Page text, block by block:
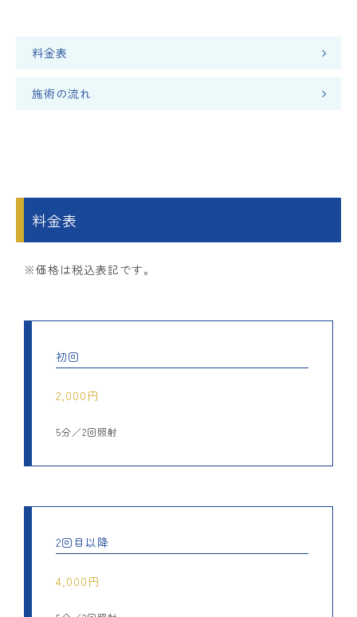
料金表
施術の流れ
料金表
※価格は税込表記です。
初回
2,000円
5分／2回照射
2回目以降
4,000円